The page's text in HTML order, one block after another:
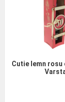
Cutie lemn rosu